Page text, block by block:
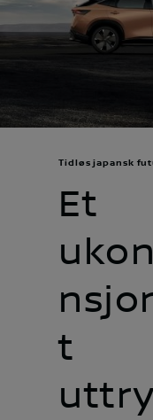
Et
t
Tidløs japansk